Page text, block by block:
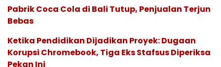
Pabrik Coca Cola di Bali Tutup, Penjualan Terjun
Bebas
Ketika Pendidikan Dijadikan Proyek: Dugaan
Korupsi Chromebook, Tiga Eks Stafsus Diperiksa
Pekan Ini